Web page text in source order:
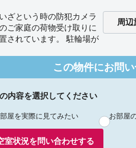
ざという時の防犯カメラ
ご家庭の荷物受け取りに
されています。 駐輪場が
周辺
この物件にお問
内容を選択してください
屋を実際に見てみたい お部屋
室状況を問い合わせする